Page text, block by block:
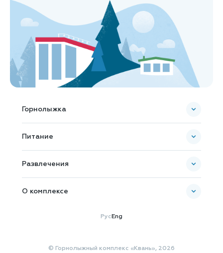
Горнолыжка
Питание
Развлечения
О комплексе
Документы
Рус Eng
© Горнолыжный комплекс «Квань», 2026